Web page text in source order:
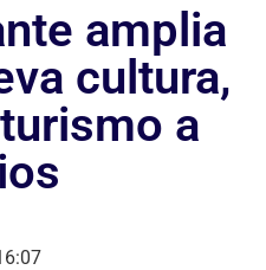
amplia
cultura,
a